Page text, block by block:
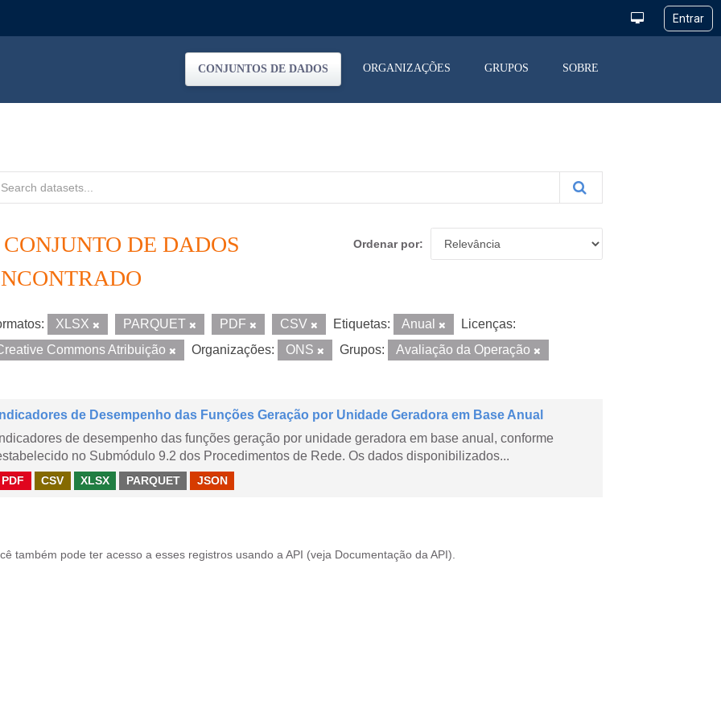
CONJUNTOS DE DADOS ORGANIZAÇÕES GRUPOS SOBRE
Ordenar por
CONJUNTO DE DADOS
XLSX PARQUET PDF CSV Etiquetas: Anual
Licenças:
Commons Atribuição
Organizações: ONS Grupos: Avaliação da Operação
Indicadores de Desempenho das Funções Geração por Unidade Geradora em Base Anual
Indicadores de desempenho das funções geração por unidade geradora em base anual, conforme
no Submódulo 9.2 dos Procedimentos de Rede. Os dados disponibilizados...
PDF CSV XLSX PARQUET JSON
também pode ter acesso a esses registros usando a API (veja Documentação da API ).